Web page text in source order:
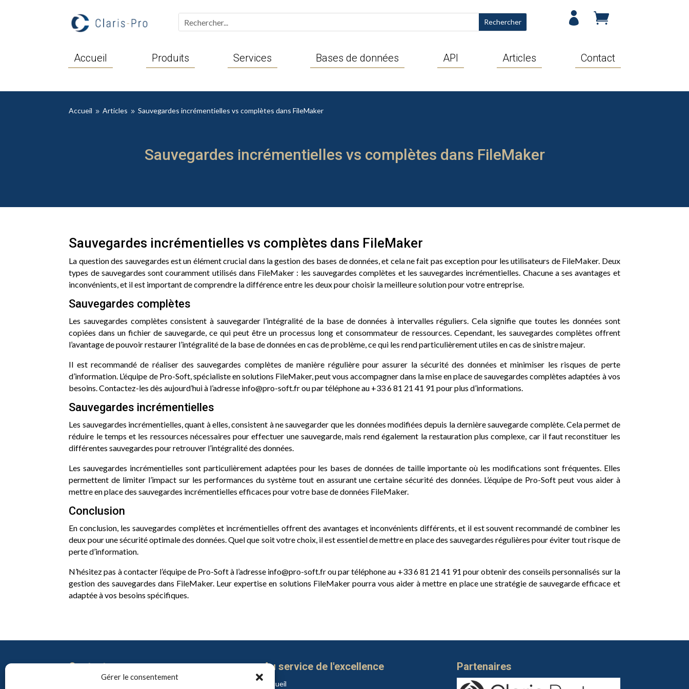
Gérer le consentement
 
Accueil Produits Services Bases de données API Articles Contact
Accueil 9 Articles 9 Sauvegardes incrémentielles vs complètes dans FileMaker
Sauvegardes incrémentielles vs complètes dans FileMaker
Sauvegardes incrémentielles vs complètes dans FileMaker
La question des sauvegardes est un élément crucial dans la gestion des bases de données, et cela ne fait pas exception pour les utilisateurs de FileMaker. Deux
types de sauvegardes sont couramment utilisés dans FileMaker : les sauvegardes complètes et les sauvegardes incrémentielles. Chacune a ses avantages et
inconvénients, et il est important de comprendre la différence entre les deux pour choisir la meilleure solution pour votre entreprise.
Sauvegardes complètes
Les sauvegardes complètes consistent à sauvegarder l’intégralité de la base de données à intervalles réguliers. Cela signifie que toutes les données sont
copiées dans un fichier de sauvegarde, ce qui peut être un processus long et consommateur de ressources. Cependant, les sauvegardes complètes offrent
l’avantage de pouvoir restaurer l’intégralité de la base de données en cas de problème, ce qui les rend particulièrement utiles en cas de sinistre majeur.
Il est recommandé de réaliser des sauvegardes complètes de manière régulière pour assurer la sécurité des données et minimiser les risques de perte
d’information. L’équipe de Pro-Soft, spécialiste en solutions FileMaker, peut vous accompagner dans la mise en place de sauvegardes complètes adaptées à vos
besoins. Contactez-les dès aujourd’hui à l’adresse info@pro-soft.fr ou par téléphone au +33 6 81 21 41 91 pour plus d’informations.
Sauvegardes incrémentielles
Les sauvegardes incrémentielles, quant à elles, consistent à ne sauvegarder que les données modifiées depuis la dernière sauvegarde complète. Cela permet de
réduire le temps et les ressources nécessaires pour effectuer une sauvegarde, mais rend également la restauration plus complexe, car il faut reconstituer les
différentes sauvegardes pour retrouver l’intégralité des données.
Les sauvegardes incrémentielles sont particulièrement adaptées pour les bases de données de taille importante où les modifications sont fréquentes. Elles
permettent de limiter l’impact sur les performances du système tout en assurant une certaine sécurité des données. L’équipe de Pro-Soft peut vous aider à
mettre en place des sauvegardes incrémentielles efficaces pour votre base de données FileMaker.
Conclusion
En conclusion, les sauvegardes complètes et incrémentielles offrent des avantages et inconvénients différents, et il est souvent recommandé de combiner les
deux pour une sécurité optimale des données. Quel que soit votre choix, il est essentiel de mettre en place des sauvegardes régulières pour éviter tout risque de
perte d’information.
N’hésitez pas à contacter l’équipe de Pro-Soft à l’adresse info@pro-soft.fr ou par téléphone au +33 6 81 21 41 91 pour obtenir des conseils personnalisés sur la
gestion des sauvegardes dans FileMaker. Leur expertise en solutions FileMaker pourra vous aider à mettre en place une stratégie de sauvegarde efficace et
adaptée à vos besoins spécifiques.
Contact Au service de l'excellence
Accueil
Partenaires